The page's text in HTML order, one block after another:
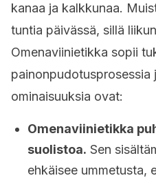
kanaa ja kalkkunaa.
tuntia päivässä, sillä
Omenaviinietikka sopii
painonpudotusprosessia
ominaisuuksia ovat:
Omenaviinietikka
suolistoa. Sen
ehkäisee ummetusta,